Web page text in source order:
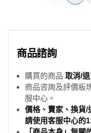
商品諮詢
購買的商品 取消/
商品咨詢及評價板
服中心。
價格、賣家、換貨/
請使用客服中心的